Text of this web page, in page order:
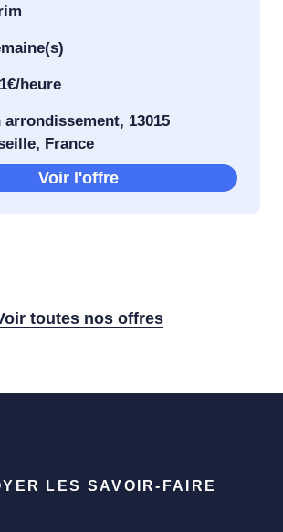
heure
arrondissement, 13015
France
Voir l'offre
toutes nos offres
LES SAVOIR-FAIRE